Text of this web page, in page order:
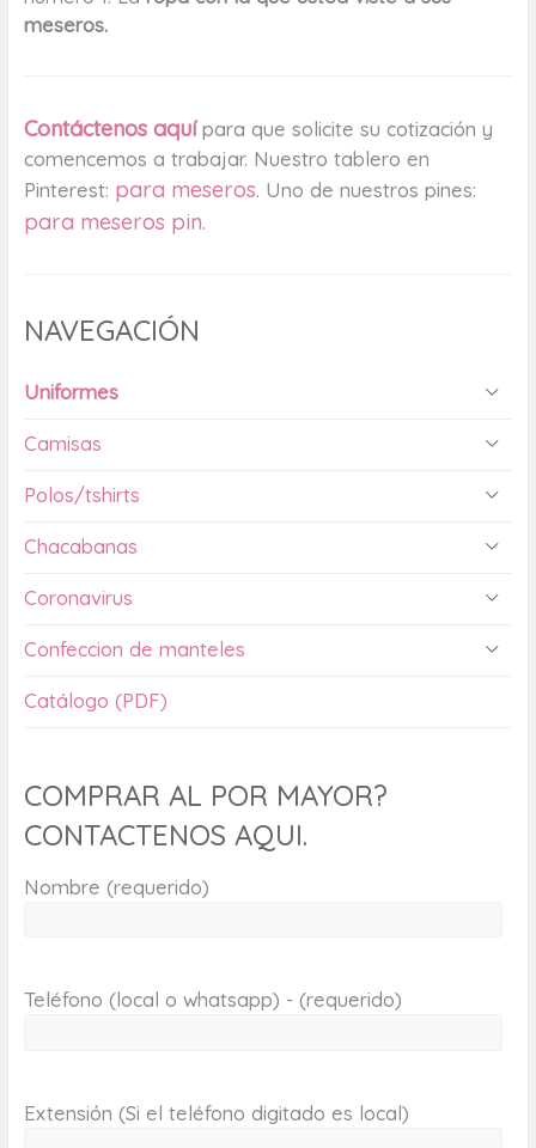
meseros.
Contáctenos aquípara que solicite su cotización y
comencemos a trabajar. Nuestro tablero en
Pinterest: para meseros. Uno de nuestros pines:
para meseros pin.
NAVEGACIÓN
Uniformes
Camisas
Polos/tshirts
Chacabanas
Coronavirus
Confeccion de manteles
Catálogo (PDF)
COMPRAR AL POR MAYOR?
CONTACTENOS AQUI.
Nombre (requerido)
Teléfono (local o whatsapp) - (requerido)
Extensión (Si el teléfono digitado es local)